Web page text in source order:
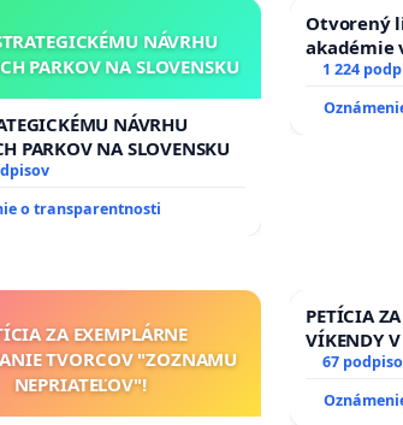
NÁVRHU
PARKOV NA SLOVENSKU
NÁVRHU
PARKOV NA SLOVENSKU
o transparentnosti
Otvorený
akadémie
1 224
ZA EXEMPLÁRNE
TVORCOV "ZOZNAMU
NEPRIATEĽOV"!
PETÍCIA
VÍKENDY V
TÝŽDEŇ
67